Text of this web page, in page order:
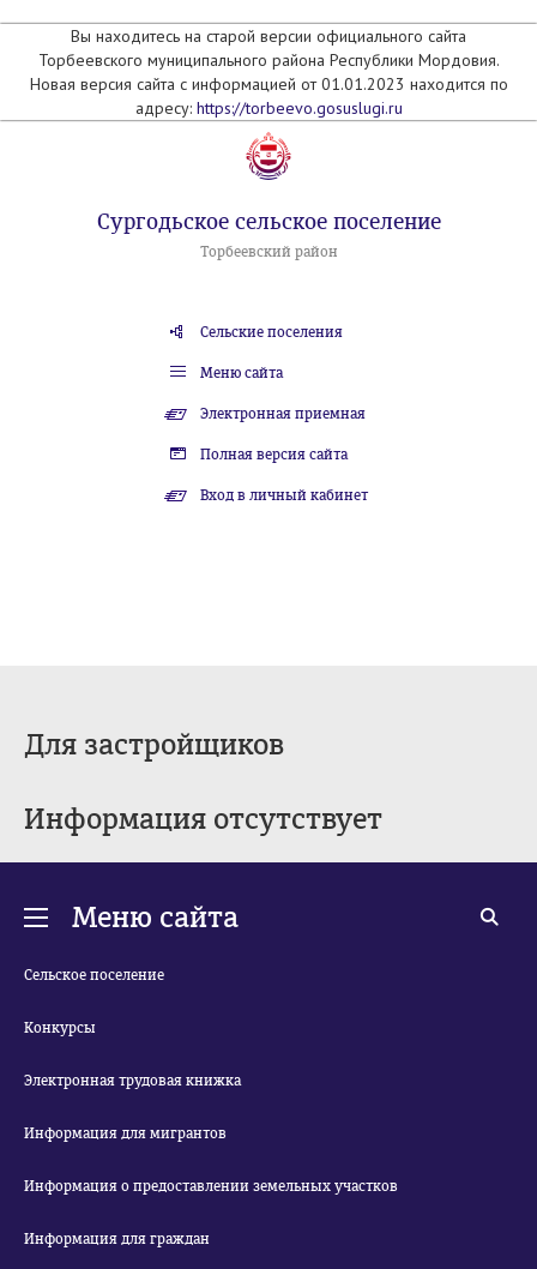
Вы находитесь на старой версии официального сайта
Торбеевского муниципального района Республики Мордовия.
Новая версия сайта с информацией от 01.01.2023 находится по
адресу: https://torbeevo.gosuslugi.ru
Сургодьское сельское поселение
Торбеевский район
Сельские поселения
Меню сайта
Электронная приемная
Полная версия сайта
Вход в личный кабинет
Для застройщиков
Информация отсутствует
Меню сайта
Сельское поселение
Конкурсы
Электронная трудовая книжка
Информация для мигрантов
Информация о предоставлении земельных участков
Информация для граждан